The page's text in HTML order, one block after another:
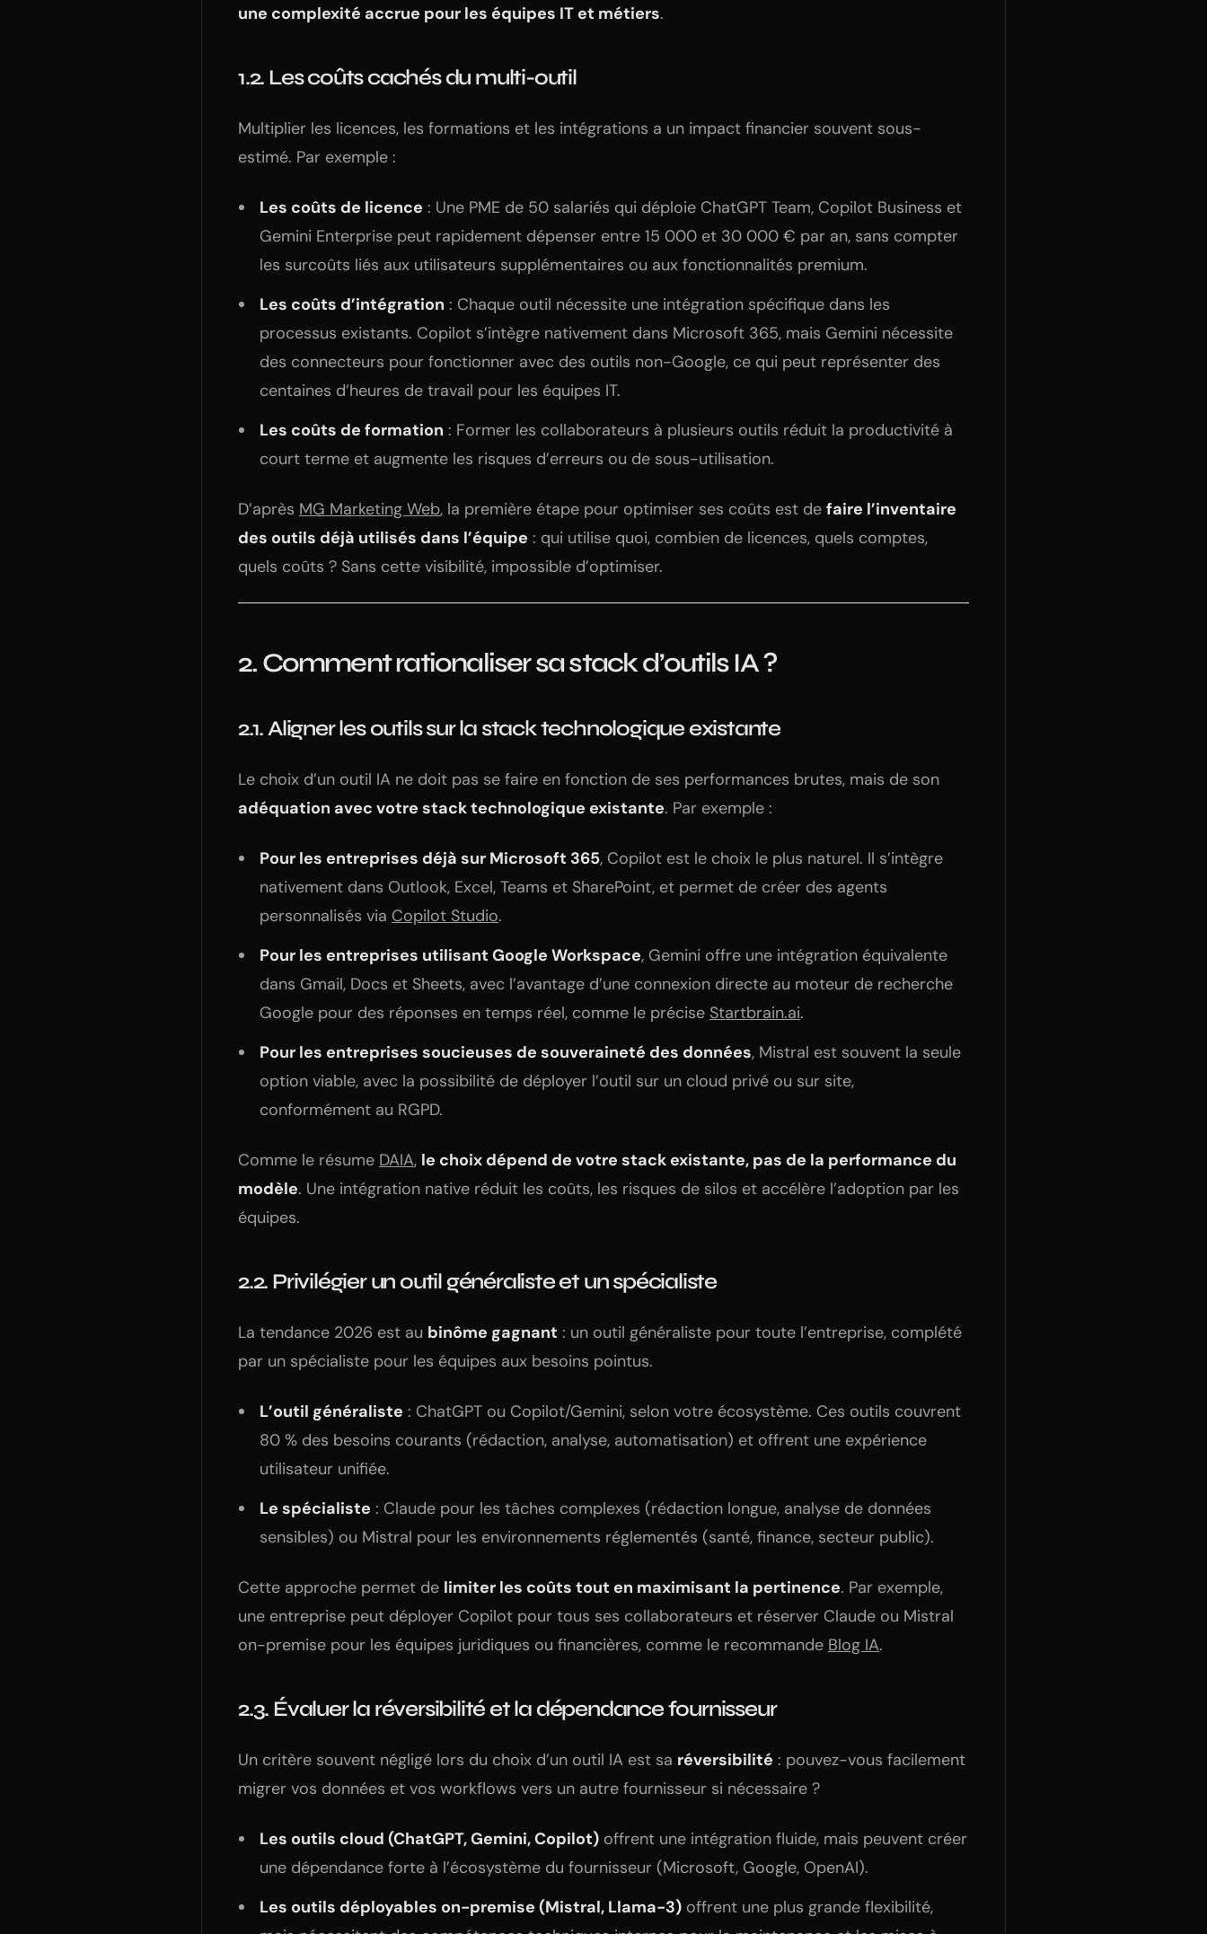
une complexité accrue pour les équipes IT et métiers.
1.2. Les coûts cachés du multi-outil
Multiplier les licences, les formations et les intégrations a un impact financier souvent sous-
estimé. Par exemple :
Les coûts de licence : Une PME de 50 salariés qui déploie ChatGPT Team, Copilot Business et
Gemini Enterprise peut rapidement dépenser entre 15 000 et 30 000 € par an, sans compter
les surcoûts liés aux utilisateurs supplémentaires ou aux fonctionnalités premium.
Les coûts d’intégration : Chaque outil nécessite une intégration spécifique dans les
processus existants. Copilot s’intègre nativement dans Microsoft 365, mais Gemini nécessite
des connecteurs pour fonctionner avec des outils non-Google, ce qui peut représenter des
centaines d’heures de travail pour les équipes IT.
Les coûts de formation : Former les collaborateurs à plusieurs outils réduit la productivité à
court terme et augmente les risques d’erreurs ou de sous-utilisation.
D’après MG Marketing Web, la première étape pour optimiser ses coûts est de faire l’inventaire
des outils déjà utilisés dans l’équipe : qui utilise quoi, combien de licences, quels comptes,
quels coûts ? Sans cette visibilité, impossible d’optimiser.
2. Comment rationaliser sa stack d’outils IA ?
2.1. Aligner les outils sur la stack technologique existante
Le choix d’un outil IA ne doit pas se faire en fonction de ses performances brutes, mais de son
adéquation avec votre stack technologique existante. Par exemple :
Pour les entreprises déjà sur Microsoft 365, Copilot est le choix le plus naturel. Il s’intègre
nativement dans Outlook, Excel, Teams et SharePoint, et permet de créer des agents
personnalisés via Copilot Studio.
Pour les entreprises utilisant Google Workspace, Gemini offre une intégration équivalente
dans Gmail, Docs et Sheets, avec l’avantage d’une connexion directe au moteur de recherche
Google pour des réponses en temps réel, comme le précise Startbrain.ai.
Pour les entreprises soucieuses de souveraineté des données, Mistral est souvent la seule
option viable, avec la possibilité de déployer l’outil sur un cloud privé ou sur site,
conformément au RGPD.
Comme le résume DAIA, le choix dépend de votre stack existante, pas de la performance du
modèle. Une intégration native réduit les coûts, les risques de silos et accélère l’adoption par les
équipes.
2.2. Privilégier un outil généraliste et un spécialiste
La tendance 2026 est au binôme gagnant : un outil généraliste pour toute l’entreprise, complété
par un spécialiste pour les équipes aux besoins pointus.
L’outil généraliste : ChatGPT ou Copilot/Gemini, selon votre écosystème. Ces outils couvrent
80 % des besoins courants (rédaction, analyse, automatisation) et offrent une expérience
utilisateur unifiée.
Le spécialiste : Claude pour les tâches complexes (rédaction longue, analyse de données
sensibles) ou Mistral pour les environnements réglementés (santé, finance, secteur public).
Cette approche permet de limiter les coûts tout en maximisant la pertinence. Par exemple,
une entreprise peut déployer Copilot pour tous ses collaborateurs et réserver Claude ou Mistral
on-premise pour les équipes juridiques ou financières, comme le recommande Blog IA.
2.3. Évaluer la réversibilité et la dépendance fournisseur
Un critère souvent négligé lors du choix d’un outil IA est sa réversibilité : pouvez-vous facilement
migrer vos données et vos workflows vers un autre fournisseur si nécessaire ?
Les outils cloud (ChatGPT, Gemini, Copilot) offrent une intégration fluide, mais peuvent créer
une dépendance forte à l’écosystème du fournisseur (Microsoft, Google, OpenAI).
Les outils déployables on-premise (Mistral, Llama-3) offrent une plus grande flexibilité,